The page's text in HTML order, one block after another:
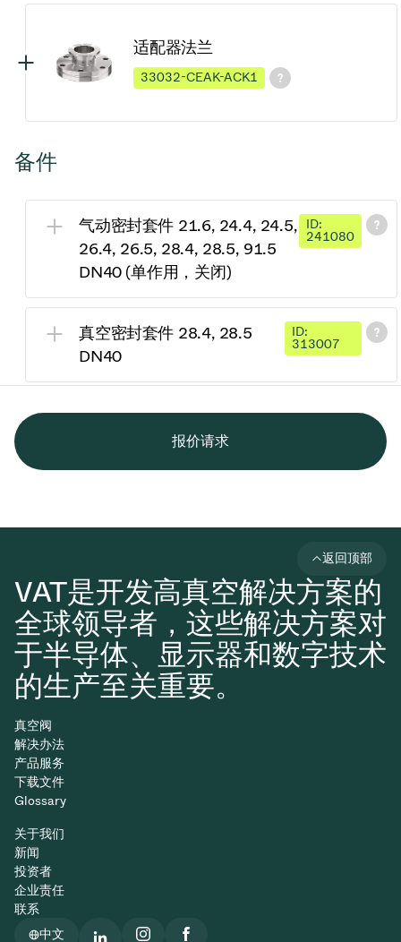
适配器法兰
33032-CEAK-ACK1
备件
气动密封套件 21.6, 24.4, 24.5,
26.4, 26.5, 28.4, 28.5, 91.5
DN40 (单作用，关闭)
ID:
241080
真空密封套件 28.4, 28.5
DN40
ID:
313007
报价请求
VAT是开发高真空解决方案的
全球领导者，这些解决方案对
于半导体、显示器和数字技术
的生产至关重要。
返回顶部
真空阀
解决办法
产品服务
下载文件
Glossary
关于我们
新闻
投资者
企业责任
联系
中文